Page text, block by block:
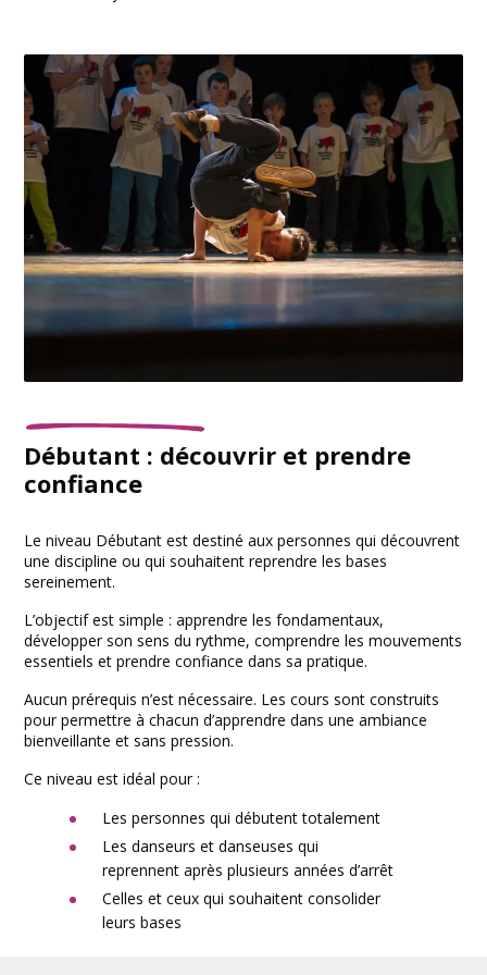
Débutant : découvrir et prendre
confiance
Le niveau Débutant est destiné aux personnes qui découvrent
une discipline ou qui souhaitent reprendre les bases
sereinement.
L’objectif est simple : apprendre les fondamentaux,
développer son sens du rythme, comprendre les mouvements
essentiels et prendre confiance dans sa pratique.
Aucun prérequis n’est nécessaire. Les cours sont construits
pour permettre à chacun d’apprendre dans une ambiance
bienveillante et sans pression.
Ce niveau est idéal pour :
Les personnes qui débutent totalement
Les danseurs et danseuses qui
reprennent après plusieurs années d’arrêt
Celles et ceux qui souhaitent consolider
leurs bases